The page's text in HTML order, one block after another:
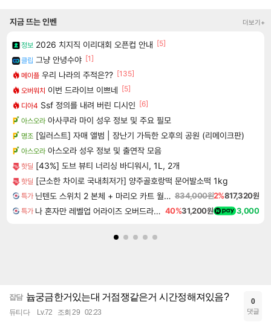
지금 뜨는 인벤 더보기+
정보 2026 치지직 이리대회 오픈컵 안내 [5]
클립 그냥 안녕수야 [1]
메이플 우리 나라의 주적은?? [135]
오버워치 이번 드라이브 이쁘네 [5]
디아4 Ssf 정의를 내려 버린 디시인 [6]
아스오라 아사쿠라 마이 성우 정보 및 주요 필모
명조 [일러스트] 자매 앨범 | 장난기 가득한 오후의 공원 (리메이크판)
아스오라 아스오라 성우 정보 및 출연작 모음
핫딜 [43%] 도브 뷰티 너리싱 바디워시, 1L, 2개
핫딜 [근소한 차이로 국내최저가] 양주골호랑떡 문어발소떡 1kg
특가 닌텐도 스위치 2 본체 + 마리오 카트 월드 + 포켓몬 포코피아 번들 834,000원2%817,320원
특가 나 혼자만 레벨업 어라이즈 오버드라이브 디럭스 에디션 Solo Leveling Arise Overdrive Deluxe Edition 40%31,200원 3,000
잡담 늅궁금한거있는대 거점쟁같은거 시간정해져있음?
듀티다 Lv.72 조회 29 02:23
0
댓글